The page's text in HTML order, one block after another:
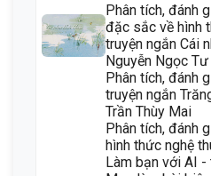
Phân tích, đánh
đặc sắc về hình
truyện ngắn Cái
Nguyễn Ngọc Tư
Phân tích, đánh
truyện ngắn
Trần Thùy Mai
Phân tích, đánh
hình thức nghệ
Làm bạn với AI